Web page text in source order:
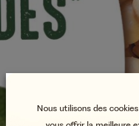
Nous utilisons des